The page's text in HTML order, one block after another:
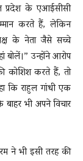
प्रदेश के एआईसीसी
करते हैं, लेकिन
के नेता जैसे सच्चे
बोलें।” उन्होंने आरोप
कोशिश करते हैं, तो
कि राहुल गांधी एक
बाहर भी अपने विचार
ने भी इसी तरह की